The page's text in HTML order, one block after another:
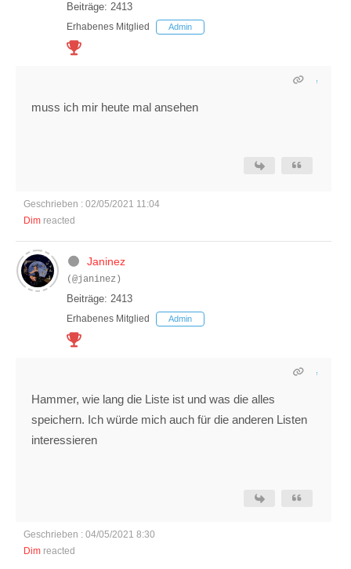
Beiträge: 2413
Erhabenes Mitglied Admin
muss ich mir heute mal ansehen
Geschrieben : 02/05/2021 11:04
Dim reacted
Janinez
(@janinez)
Beiträge: 2413
Erhabenes Mitglied Admin
Hammer, wie lang die Liste ist und was die alles
speichern. Ich würde mich auch für die anderen Listen
interessieren
Geschrieben : 04/05/2021 8:30
Dim reacted